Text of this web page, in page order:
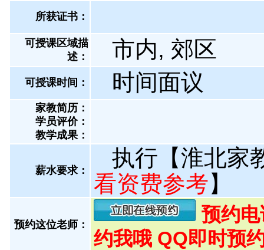
所获证书 ：
可授课区域描
述：
市内, 郊区
可授课时间： 时间面议
家教简历：
学员评价：
教学成果：
薪水要求：
执行【淮北家
看资费参考】
预约这位老师：
预约
约我哦 QQ即时预